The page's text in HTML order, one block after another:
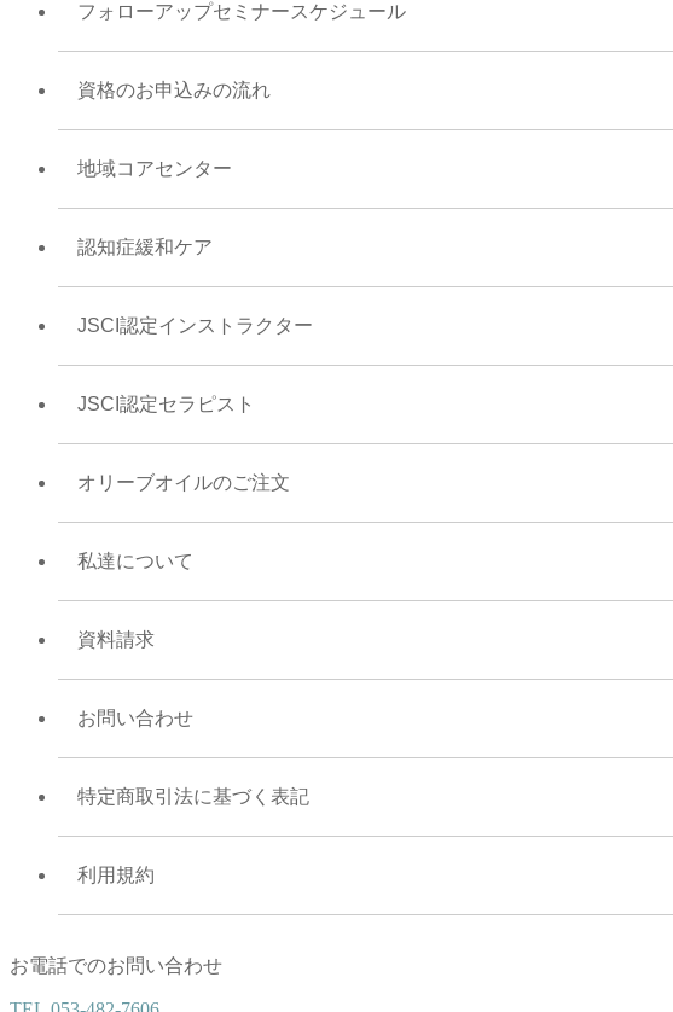
フォローアップセミナースケジュール
資格のお申込みの流れ
地域コアセンター
認知症緩和ケア
JSCI認定インストラクター
JSCI認定セラピスト
オリーブオイルのご注文
私達について
資料請求
お問い合わせ
特定商取引法に基づく表記
利用規約
お電話でのお問い合わせ